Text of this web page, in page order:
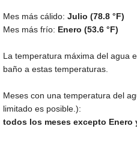
Mes más cálido: Julio (78.8 °F)
Mes más frío: Enero (53.6 °F)
La temperatura máxima del agua
baño a estas temperaturas.
Meses con una temperatura del
limitado es posible.):
todos los meses excepto Enero